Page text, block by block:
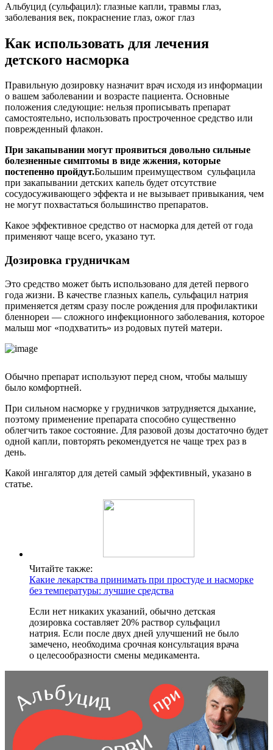
Альбуцид (сульфацил): глазные капли, травмы глаз,
заболевания век, покраснение глаз, ожог глаз
Как использовать для лечения
детского насморка
Правильную дозировку назначит врач исходя из информации
о вашем заболевании и возрасте пациента. Основные
положения следующие: нельзя прописывать препарат
самостоятельно, использовать простроченное средство или
поврежденный флакон.
При закапывании могут проявиться довольно сильные
болезненные симптомы в виде жжения, которые
постепенно пройдут.Большим преимуществом сульфацила
при закапывании детских капель будет отсутствие
сосудосуживающего эффекта и не вызывает привыкания, чем
не могут похвастаться большинство препаратов.
Какое эффективное средство от насморка для детей от года
применяют чаще всего, указано тут.
Дозировка грудничкам
Это средство может быть использовано для детей первого
года жизни. В качестве глазных капель, сульфацил натрия
применяется детям сразу после рождения для профилактики
бленнореи — сложного инфекционного заболевания, которое
малыш мог «подхватить» из родовых путей матери.
Обычно препарат используют перед сном, чтобы малышу
было комфортней.
При сильном насморке у грудничков затрудняется дыхание,
поэтому применение препарата способно существенно
облегчить такое состояние. Для разовой дозы достаточно будет
одной капли, повторять рекомендуется не чаще трех раз в
день.
Какой ингалятор для детей самый эффективный, указано в
статье.
Читайте также:
Какие лекарства принимать при простуде и насморке
без температуры: лучшие средства
Если нет никаких указаний, обычно детская
дозировка составляет 20% раствор сульфацил
натрия. Если после двух дней улучшений не было
замечено, необходима срочная консультация врача
о целесообразности смены медикамента.